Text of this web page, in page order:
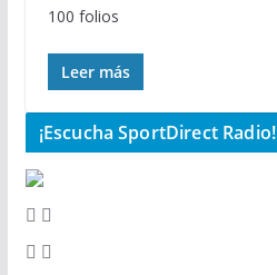
100 folios
Leer más
¡Escucha SportDirect Radio!